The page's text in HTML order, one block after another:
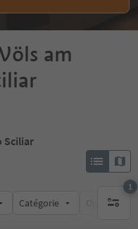
am
Sciliar
Catégorie Options de
1
1 filtre